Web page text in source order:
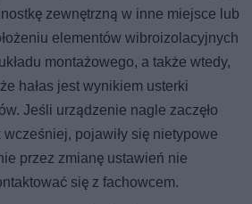
zewnętrzną w inne miejsce lub
elementów wibroizolacyjnych
montażowego, a także wtedy,
hałas jest wynikiem usterki
Jeśli urządzenie nagle zaczęło
pojawiły się nietypowe
przez zmianę ustawień nie
się z fachowcem.